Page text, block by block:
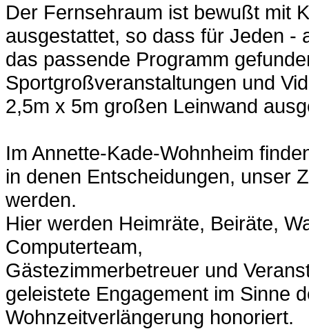
Der Fernsehraum ist bewußt mit
ausgestattet, so dass für Jeden -
das passende Programm
Sportgroßveranstaltungen und
2,5m x 5m großen Leinwand
Im Annette-Kade-Wohnheim
in denen Entscheidungen, unser
werden.
Hier werden Heimräte, Beiräte,
Computerteam,
Gästezimmerbetreuer und
geleistete Engagement im Sinne
Wohnzeitverlängerung honoriert.